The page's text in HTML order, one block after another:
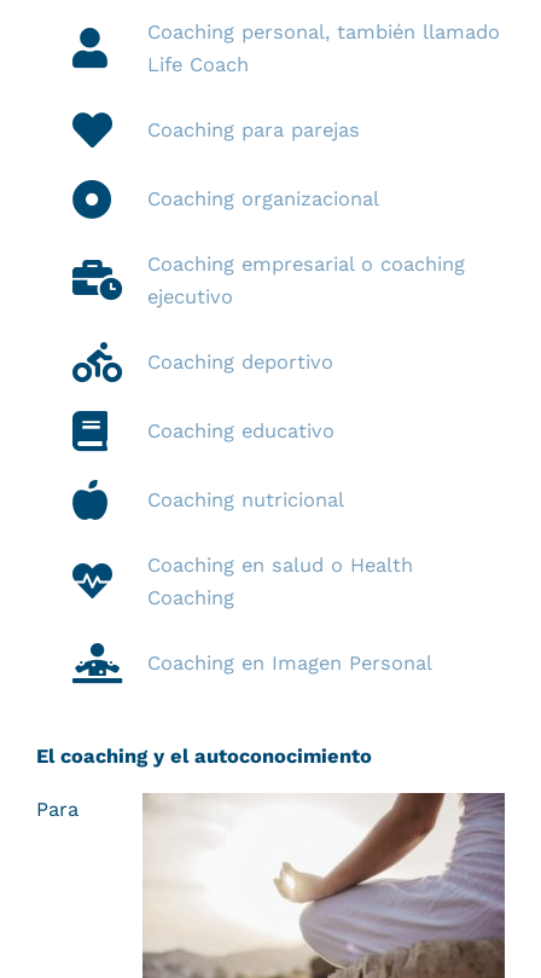
Coaching personal, también llamado
Life Coach
Coaching para parejas
Coaching organizacional
Coaching empresarial o coaching
ejecutivo
Coaching deportivo
Coaching educativo
Coaching nutricional
Coaching en salud o Health
Coaching
Coaching en Imagen Personal
El coaching y el autoconocimiento
Para